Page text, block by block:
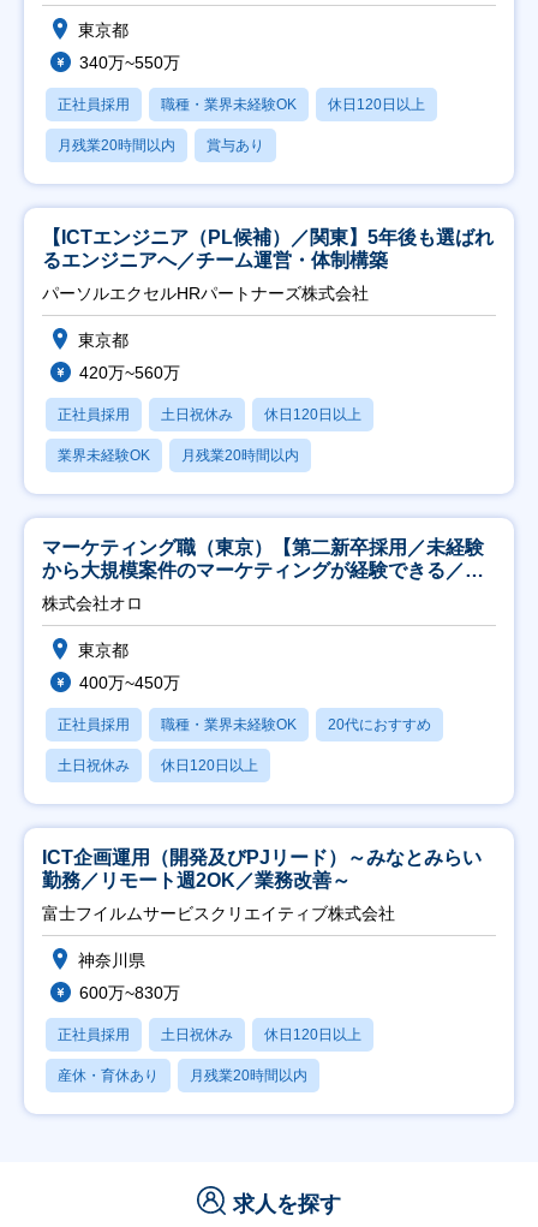
東京都
340万~550万
正社員採用 職種・業界未経験OK 休日120日以上
月残業20時間以内 賞与あり
【ICTエンジニア（PL候補）／関東】5年後も選ばれ
るエンジニアへ／チーム運営・体制構築
パーソルエクセルHRパートナーズ株式会社
東京都
420万~560万
正社員採用 土日祝休み 休日120日以上
業界未経験OK 月残業20時間以内
マーケティング職（東京）【第二新卒採用／未経験
から大規模案件のマーケティングが経験できる／研
修充実】
株式会社オロ
東京都
400万~450万
正社員採用 職種・業界未経験OK 20代におすすめ
土日祝休み 休日120日以上
ICT企画運用（開発及びPJリード）～みなとみらい
勤務／リモート週2OK／業務改善～
富士フイルムサービスクリエイティブ株式会社
神奈川県
600万~830万
正社員採用 土日祝休み 休日120日以上
産休・育休あり 月残業20時間以内
求人を探す